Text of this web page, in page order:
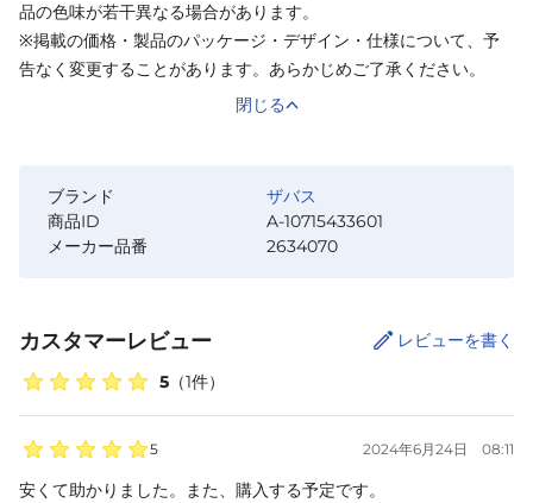
品の色味が若干異なる場合があります。
※掲載の価格・製品のパッケージ・デザイン・仕様について、予
告なく変更することがあります。あらかじめご了承ください。
閉じる
ブランド
ザバス
商品ID
A-10715433601
メーカー品番
2634070
カスタマーレビュー
5 （1件）
レビューを書く
5 2024年6月24日 08:11
安くて助かりました。また、購入する予定です。